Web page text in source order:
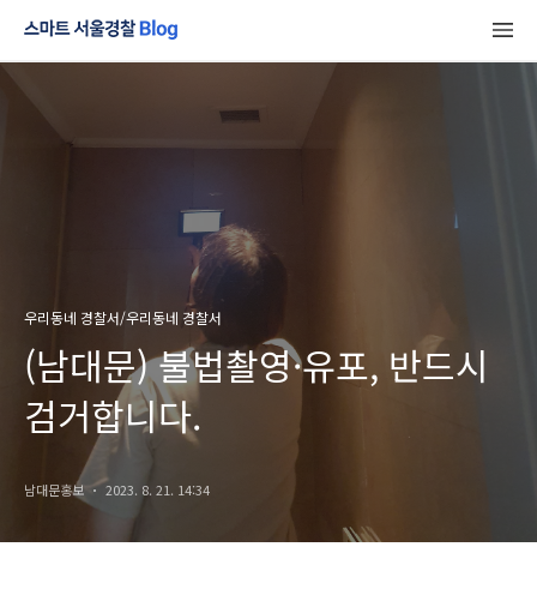
우리동네 경찰서/우리동네 경찰서
(남대문) 불법촬영·유포, 반드시
검거합니다.
남대문홍보 2023. 8. 21. 14:34